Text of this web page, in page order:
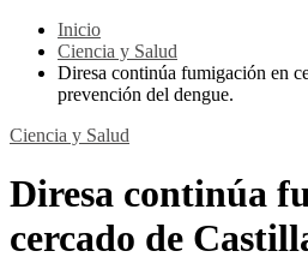
Inicio
Ciencia y Salud
Diresa continúa fumigación en
prevención del dengue.
Ciencia y Salud
Diresa continúa
cercado de